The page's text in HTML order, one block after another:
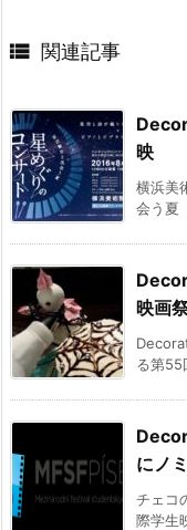
 関連記事
映
横浜美
会う夏
映画
る第55
にノ
チェコ
際学生